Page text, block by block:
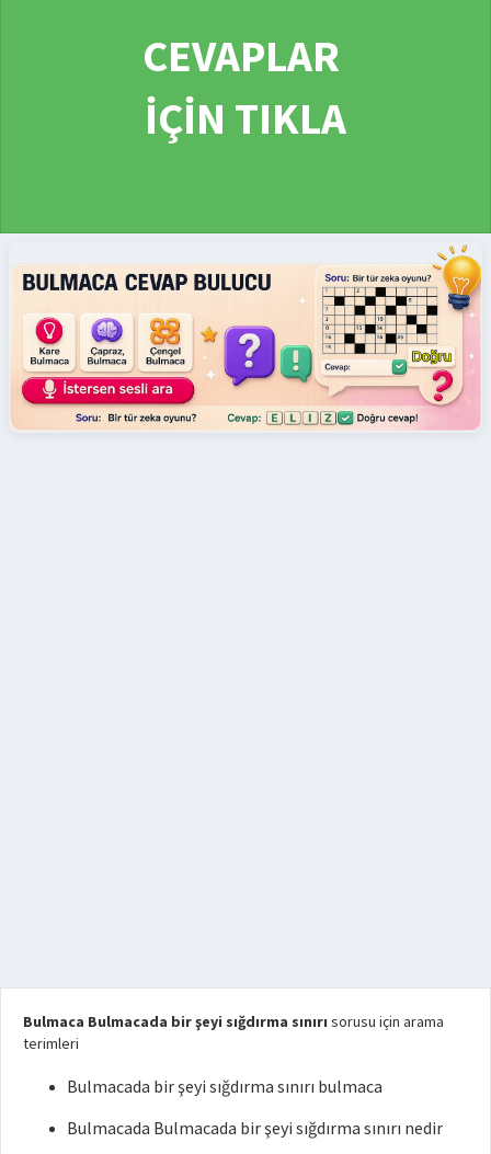
CEVAPLAR
İÇİN TIKLA
Bulmaca Bulmacada bir şeyi sığdırma sınırı sorusu için arama
terimleri
Bulmacada bir şeyi sığdırma sınırı bulmaca
Bulmacada Bulmacada bir şeyi sığdırma sınırı nedir